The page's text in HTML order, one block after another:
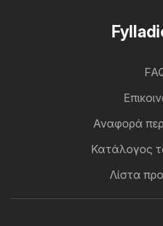
Αναφορά
Κατάλογος
Λίστα